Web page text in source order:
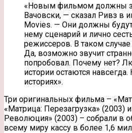
«Новым фильмом должны
Вачовски, — сказал Ривз в
Movies. — Они должны
нему сценарий и лично
режиссеров. В таком случае
Да, возможно звучит
попробовал. Почему нет?
истории остаются навсегда.
историях».
Три оригинальных фильма –
«Матрица: Перезагрузка» (2003)
Революция» (2003) – собрали в
всему миру кассу в более 1,6